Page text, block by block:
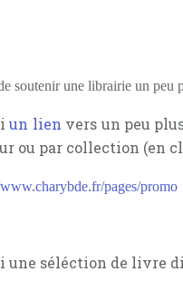
soutenir une librairie un peu
un lien vers un peu
ou par collection (en
pages/promo
une séléction de livre